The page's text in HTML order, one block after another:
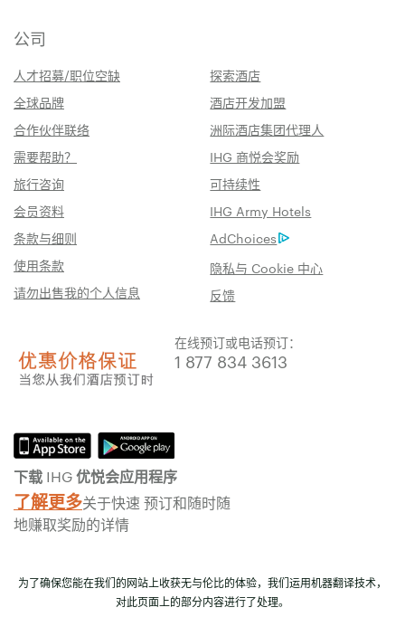
公司
人才招募/职位空缺
探索酒店
全球品牌
酒店开发加盟
合作伙伴联络
洲际酒店集团代理人
需要帮助？
IHG 商悦会奖励
旅行咨询
可持续性
会员资料
IHG Army Hotels
条款与细则
AdChoices
使用条款
隐私与 Cookie 中心
请勿出售我的个人信息
反馈
在线预订或电话预订：
1 877 834 3613
下载 IHG 优悦会应用程序
了解更多关于快速 预订和随时随
地赚取奖励的详情
为了确保您能在我们的网站上收获无与伦比的体验，我们运用机器翻译技术，
对此页面上的部分内容进行了处理。